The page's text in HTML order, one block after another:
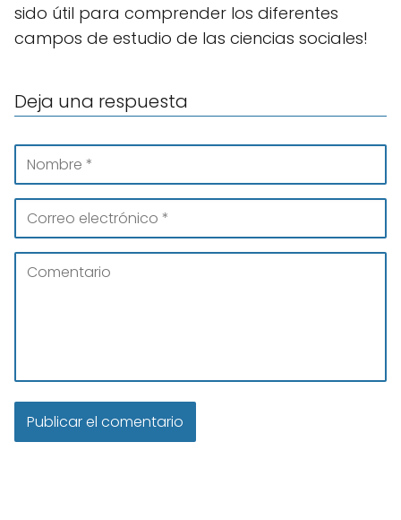
sido útil para comprender los diferentes
campos de estudio de las ciencias sociales!
Deja una respuesta